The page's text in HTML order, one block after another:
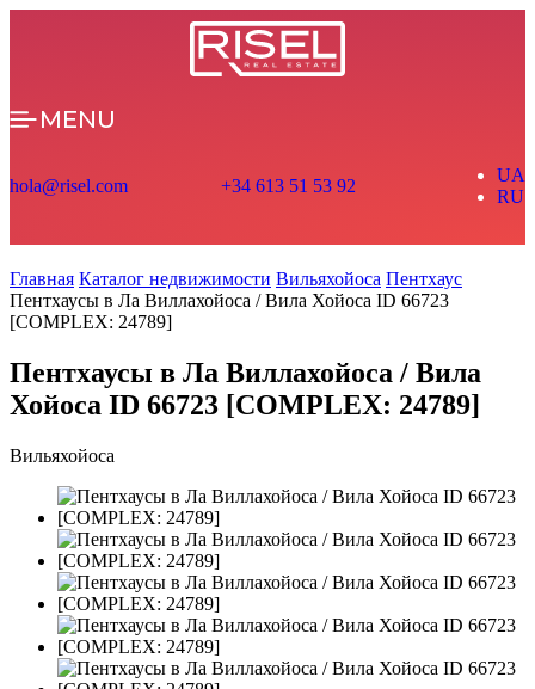
MENU
hola@risel.com +34 613 51 53 92
UA
RU
Главная Каталог недвижимости Вильяхойоса Пентхаус
Пентхаусы в Ла Виллахойоса / Вила Хойоса ID 66723
[COMPLEX: 24789]
Пентхаусы в Ла Виллахойоса / Вила
Хойоса ID 66723 [COMPLEX: 24789]
Вильяхойоса